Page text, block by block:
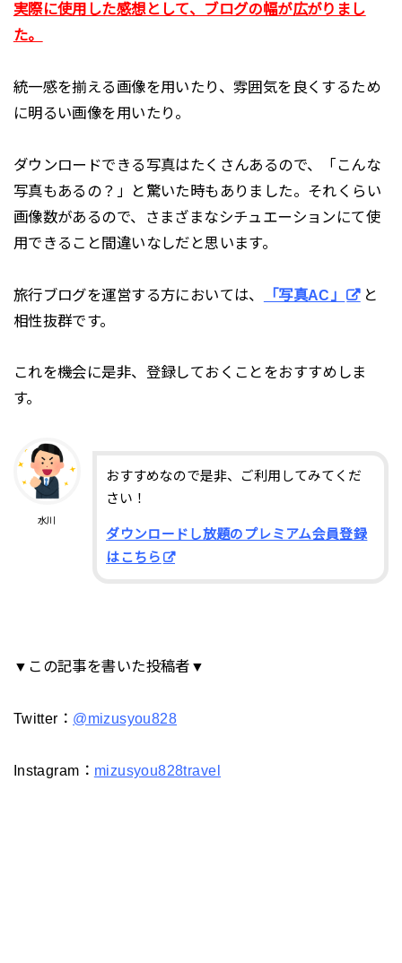
実際に使用した感想として、ブログの幅が広がりまし
た。
統一感を揃える画像を用いたり、雰囲気を良くするため
に明るい画像を用いたり。
ダウンロードできる写真はたくさんあるので、「こんな
写真もあるの？」と驚いた時もありました。それくらい
画像数があるので、さまざまなシチュエーションにて使
用できること間違いなしだと思います。
旅行ブログを運営する方においては、 「写真AC」
と
相性抜群です。
これを機会に是非、登録しておくことをおすすめしま
す。
水川
おすすめなので是非、ご利用してみてくだ
さい！
ダウンロードし放題のプレミアム会員登録
はこちら
▼この記事を書いた投稿者▼
Twitter： @mizusyou828
Instagram： mizusyou828travel